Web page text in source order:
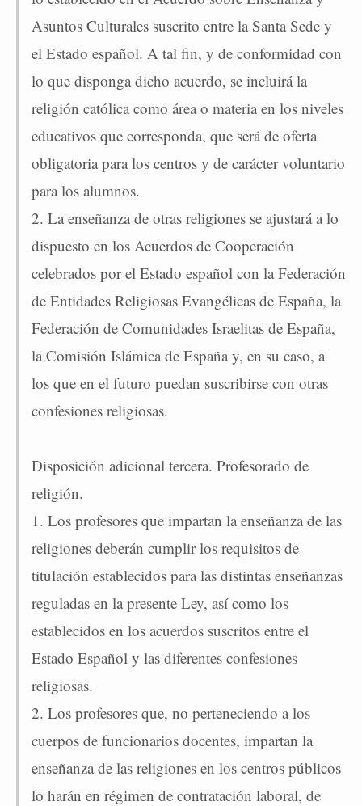
Asuntos Culturales suscrito entre la Santa Sede y
el Estado español. A tal fin, y de conformidad con
lo que disponga dicho acuerdo, se incluirá la
religión católica como área o materia en los niveles
educativos que corresponda, que será de oferta
obligatoria para los centros y de carácter voluntario
para los alumnos.
2. La enseñanza de otras religiones se ajustará a lo
dispuesto en los Acuerdos de Cooperación
celebrados por el Estado español con la Federación
de Entidades Religiosas Evangélicas de España, la
Federación de Comunidades Israelitas de España,
la Comisión Islámica de España y, en su caso, a
los que en el futuro puedan suscribirse con otras
confesiones religiosas.
Disposición adicional tercera. Profesorado de
religión.
1. Los profesores que impartan la enseñanza de las
religiones deberán cumplir los requisitos de
titulación establecidos para las distintas enseñanzas
reguladas en la presente Ley, así como los
establecidos en los acuerdos suscritos entre el
Estado Español y las diferentes confesiones
religiosas.
2. Los profesores que, no perteneciendo a los
cuerpos de funcionarios docentes, impartan la
enseñanza de las religiones en los centros públicos
lo harán en régimen de contratación laboral, de